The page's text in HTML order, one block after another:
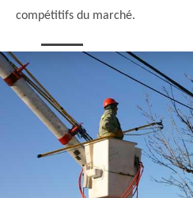
compétitifs du marché.